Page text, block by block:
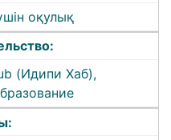
оқулық
(Идипи Хаб),